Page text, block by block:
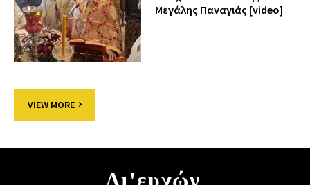
Μεγάλης Παναγιάς [video]
VIEW MORE